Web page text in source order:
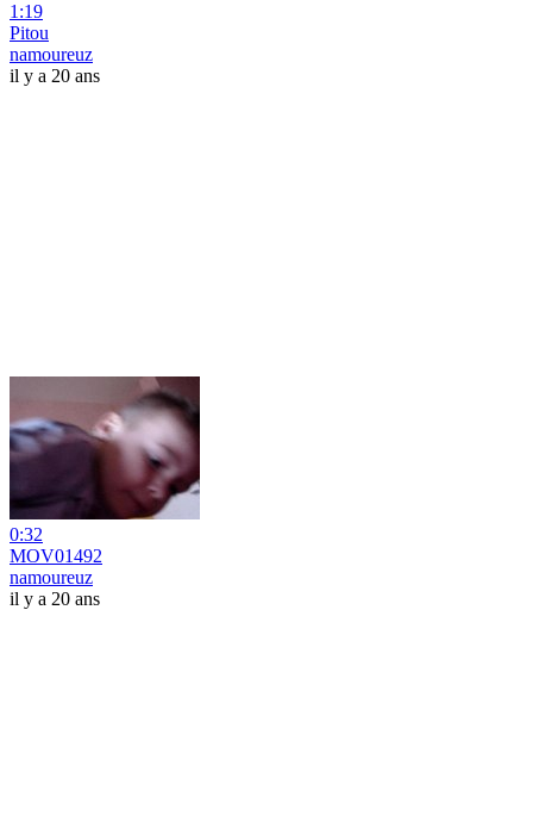
1:19
Pitou
namoureuz
il y a 20 ans
0:32
MOV01492
namoureuz
il y a 20 ans